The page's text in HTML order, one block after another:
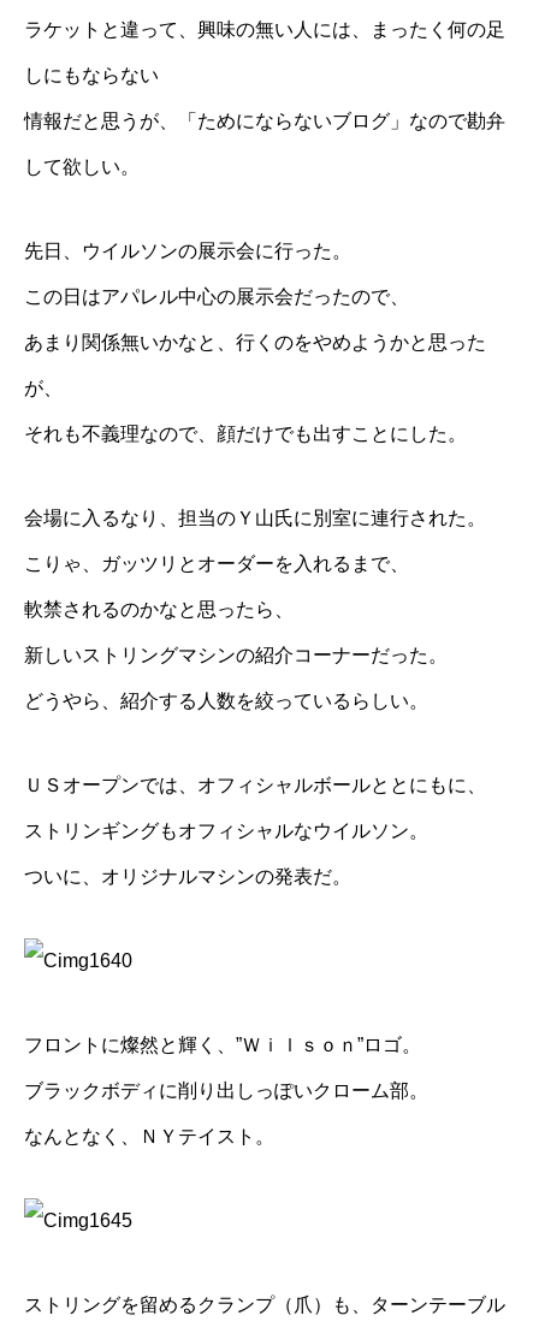
ラケットと違って、興味の無い人には、まったく何の足
しにもならない
情報だと思うが、「ためにならないブログ」なので勘弁
して欲しい。
先日、ウイルソンの展示会に行った。
この日はアパレル中心の展示会だったので、
あまり関係無いかなと、行くのをやめようかと思った
が、
それも不義理なので、顔だけでも出すことにした。
会場に入るなり、担当のＹ山氏に別室に連行された。
こりゃ、ガッツリとオーダーを入れるまで、
軟禁されるのかなと思ったら、
新しいストリングマシンの紹介コーナーだった。
どうやら、紹介する人数を絞っているらしい。
ＵＳオープンでは、オフィシャルボールととにもに、
ストリンギングもオフィシャルなウイルソン。
ついに、オリジナルマシンの発表だ。
フロントに燦然と輝く、”Ｗｉｌｓｏｎ”ロゴ。
ブラックボディに削り出しっぽいクローム部。
なんとなく、ＮＹテイスト。
ストリングを留めるクランプ（爪）も、ターンテーブル